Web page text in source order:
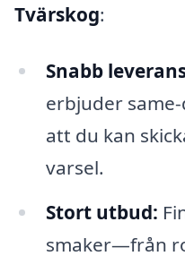
Tvärskog:
Snabb
erbjuder
att du kan
varsel.
Stort utbud:
smaker—från